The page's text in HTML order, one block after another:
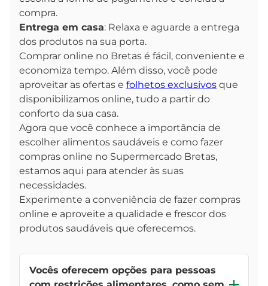
compra.
Entrega em casa: Relaxa e aguarde a entrega
dos produtos na sua porta.
Comprar online no Bretas é fácil, conveniente e
economiza tempo. Além disso, você pode
aproveitar as ofertas e folhetos exclusivos que
disponibilizamos online, tudo a partir do
conforto da sua casa.
Agora que você conhece a importância de
escolher alimentos saudáveis e como fazer
compras online no Supermercado Bretas,
estamos aqui para atender às suas
necessidades.
Experimente a conveniência de fazer compras
online e aproveite a qualidade e frescor dos
produtos saudáveis que oferecemos.
Vocês oferecem opções para pessoas